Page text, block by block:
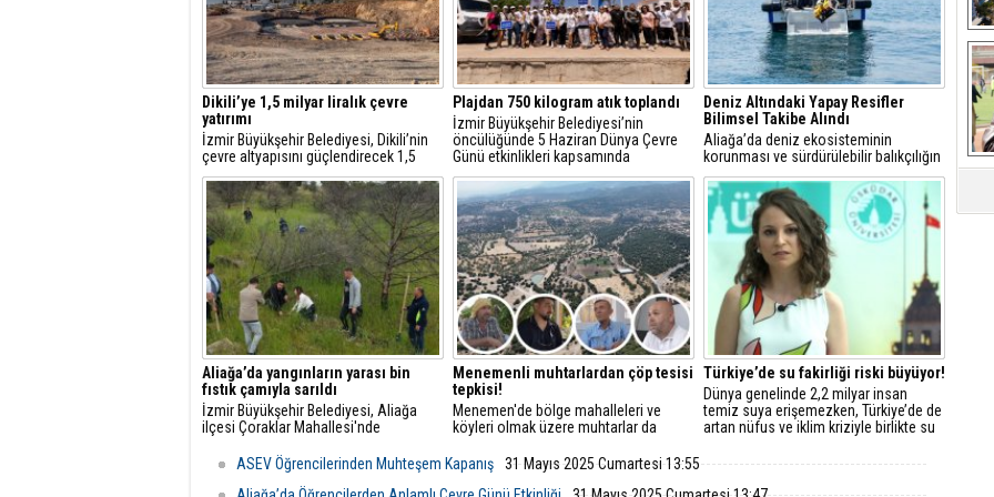
Dikili’ye 1,5 milyar liralık çevre
yatırımı
İzmir Büyükşehir Belediyesi, Dikili’nin
çevre altyapısını güçlendirecek 1,5
milyar liralık yatırımı hayata geçiriyor.
Plajdan 750 kilogram atık toplandı
İzmir Büyükşehir Belediyesi’nin
öncülüğünde 5 Haziran Dünya Çevre
Günü etkinlikleri kapsamında
Karaburun Mordoğan Kocakum
Plajı’nda gerçekleştirilen kıyı ve deniz
dibi temizliğinde yaklaşık 750 kilogram
atık çıkarıldı.
Deniz Altındaki Yapay Resifler
Bilimsel Takibe Alındı
Aliağa’da deniz ekosisteminin
korunması ve sürdürülebilir balıkçılığın
desteklenmesi amacıyla yürütülen
“Aliağa Körfezi Yapay Resif Projesi”
kapsamında önemli bir inceleme
gerçekleştirildi.
Aliağa’da yangınların yarası bin
fıstık çamıyla sarıldı
İzmir Büyükşehir Belediyesi, Aliağa
ilçesi Çoraklar Mahallesi'nde
gelen yangında zarar gören makilik
alanı yeniden ağaçlandırdı.
Menemenli muhtarlardan çöp tesisi
tepkisi!
Menemen'de bölge mahalleleri ve
köyleri olmak üzere muhtarlar da
çöp tesisine tepki gösterdi.
Türkiye’de su fakirliği riski büyüyor!
Dünya genelinde 2,2 milyar insan
temiz suya erişemezken, Türkiye’de de
artan nüfus ve iklim kriziyle birlikte su
ASEV Öğrencilerinden Muhteşem Kapanış
31 Mayıs 2025 Cumartesi 13:55